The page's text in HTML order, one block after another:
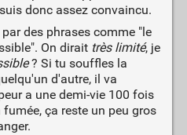
donc assez convaincu.
des phrases comme "le
On dirait très limité, je
? Si tu souffles la
d'autre, il va
a une demi-vie 100 fois
ça reste un peu gros